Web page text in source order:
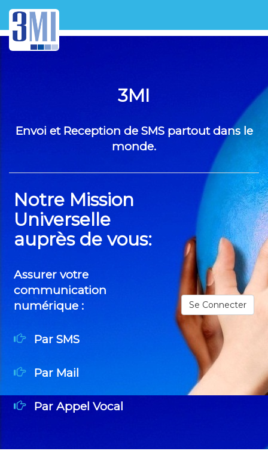
3MI
Envoi et Reception de SMS partout dans le
monde.
Notre Mission
Universelle
auprès de vous:
Assurer votre
communication
numérique :
Par SMS
Par Mail
Par Appel Vocal
Se Connecter